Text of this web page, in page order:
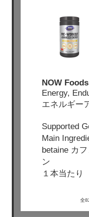
NOW
Energy,
エネルギー
Supported
Main
betaine カ
ン
１本当た
全